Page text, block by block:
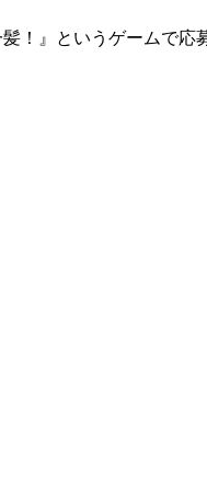
！』というゲームで応